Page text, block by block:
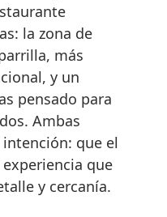
la zona de
más
y un
pensado para
Ambas
que el
que
y cercanía.